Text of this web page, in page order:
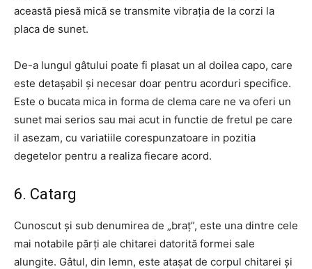
această piesă mică se transmite vibrația de la corzi la
placa de sunet.
De-a lungul gâtului poate fi plasat un al doilea capo, care
este detașabil și necesar doar pentru acorduri specifice.
Este o bucata mica in forma de clema care ne va oferi un
sunet mai serios sau mai acut in functie de fretul pe care
il asezam, cu variatiile corespunzatoare in pozitia
degetelor pentru a realiza fiecare acord.
6. Catarg
Cunoscut și sub denumirea de „braț”, este una dintre cele
mai notabile părți ale chitarei datorită formei sale
alungite. Gâtul, din lemn, este atașat de corpul chitarei și